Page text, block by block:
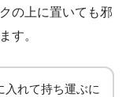
の上に置いても邪
す。
入れて持ち運ぶに